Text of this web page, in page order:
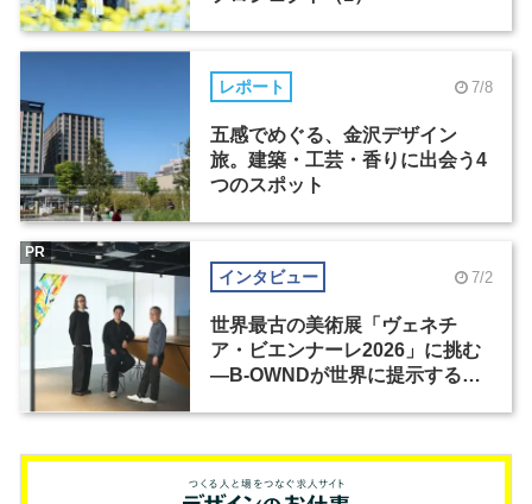
レポート 7/8
五感でめぐる、金沢デザイン
旅。建築・工芸・香りに出会う4
つのスポット
インタビュー 7/2
世界最古の美術展「ヴェネチ
ア・ビエンナーレ2026」に挑む
―B-OWNDが世界に提示する美
PR